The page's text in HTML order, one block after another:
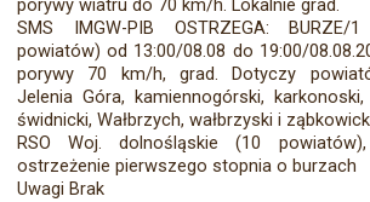
porywy wiatru do 70 km/h. Lokalnie grad.
SMS IMGW-PIB OSTRZEGA:
powiatów) od 13:00/08.08 do 19:00/
porywy 70 km/h, grad. Dotyczy
Jelenia Góra, kamiennogórski, karkonoski,
świdnicki, Wałbrzych, wałbrzyski i
RSO Woj. dolnośląskie (10 powiatów),
ostrzeżenie pierwszego stopnia o burzach
Uwagi Brak